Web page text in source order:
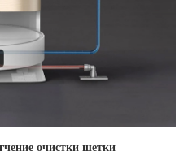
очистки щетки